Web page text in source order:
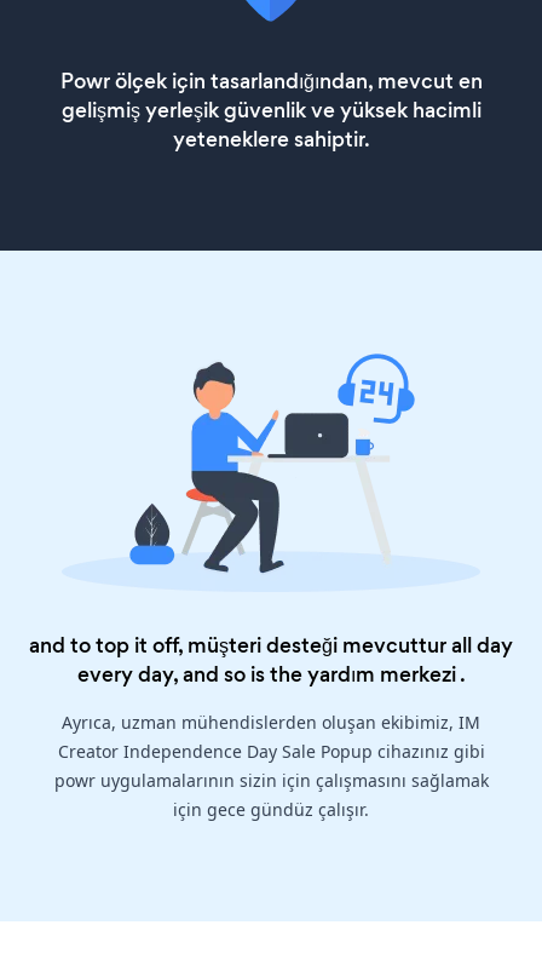
Powr ölçek için tasarlandığından, mevcut en
gelişmiş yerleşik güvenlik ve yüksek hacimli
yeteneklere sahiptir.
and to top it off, müşteri desteği mevcuttur all day
every day, and so is theyardım merkezi.
Ayrıca, uzman mühendislerden oluşan ekibimiz, IM
Creator Independence Day Sale Popup cihazınız gibi
powr uygulamalarının sizin için çalışmasını sağlamak
için gece gündüz çalışır.